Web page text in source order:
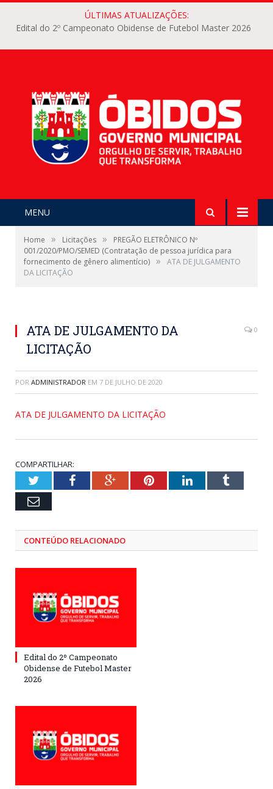
ÚLTIMAS ATUALIZAÇÕES:
Edital do 2º Campeonato Obidense de Futebol Master 2026
MENU
Home » Licitações »
PREGÃO ELETRÔNICO Nº
001/2020/PMO/SEMED (Contratação de pessoa jurídica para
fornecimento de gênero alimentício) »
ATA DE JULGAMENTO
DA LICITAÇÃO
ATA DE JULGAMENTO DA
LICITAÇÃO
0
POR ADMINISTRADOR EM 7 DE JULHO DE 2020
ATA DE JULGAMENTO DA LICITAÇÃO
COMPARTILHAR:
TwitterFacebookGoogle+PinterestLinkedInTumblr
Email
CONTEÚDO RELACIONADO
Edital do 2º Campeonato
Obidense de Futebol Master
2026